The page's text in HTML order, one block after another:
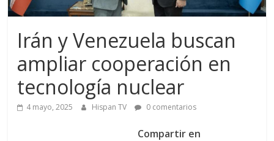
Irán y Venezuela buscan
ampliar cooperación en
tecnología nuclear
4 mayo, 2025 Hispan TV 0 comentarios
Compartir en